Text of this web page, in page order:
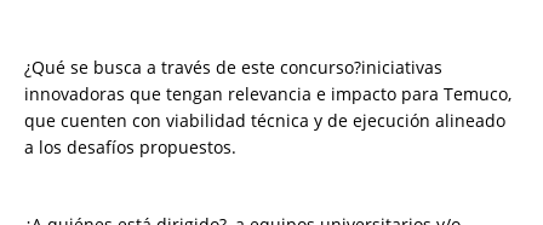
¿Qué se busca a través de este concurso?iniciativas
innovadoras que tengan relevancia e impacto para Temuco,
que cuenten con viabilidad técnica y de ejecución alineado
a los desafíos propuestos.